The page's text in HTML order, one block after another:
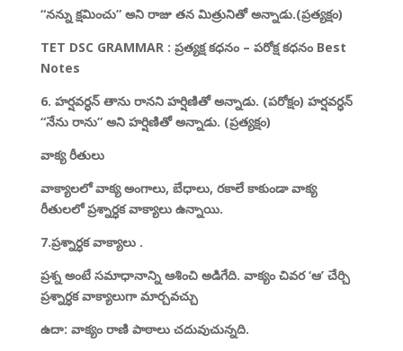
“నన్ను క్షమించు” అని రాజు తన మిత్రునితో అన్నాడు.(ప్రత్యక్షం)
TET DSC GRAMMAR : ప్రత్యక్ష కధనం – పరోక్ష కధనం Best
Notes
6. హర్షవర్ధన్ తాను రానని హర్షిణితో అన్నాడు. (పరోక్షం) హర్షవర్ధన్
“నేను రాను” అని హర్షిణితో అన్నాడు. (ప్రత్యక్షం)
వాక్య రీతులు
వాక్యాలలో వాక్య అంగాలు, బేధాలు, రకాలే కాకుండా వాక్య
రీతులలో ప్రశ్నార్ధక వాక్యాలు ఉన్నాయి.
7.ప్రశ్నార్ధక వాక్యాలు .
ప్రశ్న అంటే సమాధానాన్ని ఆశించి అడిగేది. వాక్యం చివర ‘ఆ’ చేర్చి
ప్రశ్నార్ధక వాక్యాలుగా మార్చవచ్చు
ఉదా: వాక్యం రాణి పాఠాలు చదువుచున్నది.